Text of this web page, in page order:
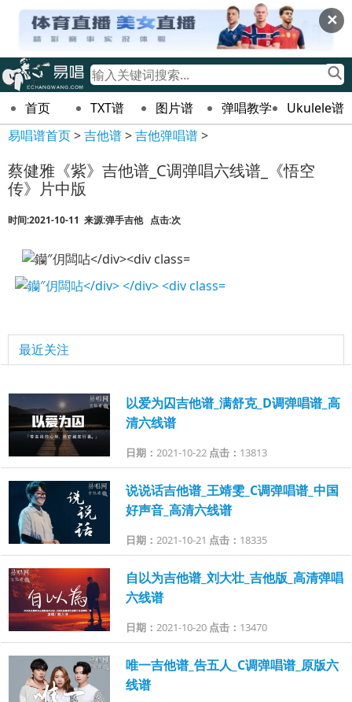
✕
首页 TXT谱 图片谱 弹唱教学
Ukulele谱
易唱谱首页>吉他谱>吉他弹唱谱>
蔡健雅《紫》吉他谱_C调弹唱六线谱_《悟空
传》片中版
时间:2021-10-11 来源:弹手吉他 点击:次
最近关注
以爱为囚吉他谱_满舒克_D调弹唱谱_高
清六线谱
日期： 2021-10-22 点击： 13813
说说话吉他谱_王靖雯_C调弹唱谱_中国
好声音_高清六线谱
日期： 2021-10-21 点击： 18335
自以为吉他谱_刘大壮_吉他版_高清弹唱
六线谱
日期： 2021-10-20 点击： 13470
唯一吉他谱_告五人_C调弹唱谱_原版六
线谱